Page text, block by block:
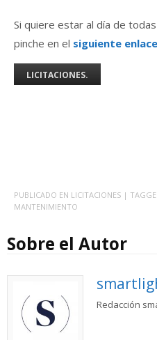
Si quiere estar al día de
pinche en el siguiente enlace
LICITACIONES.
PUBLICADO EN LICITACIONES |
MANTENIMIENTO
Sobre el Autor
Redacción